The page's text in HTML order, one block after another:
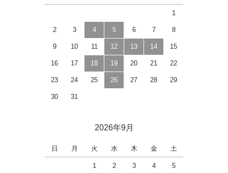
1
2 3 4 5 6 7 8
9 10 11 12 13 14 15
16 17 18 19 20 21 22
23 24 25 26 27 28 29
30 31
2026年9月
日 月 火 水 木 金 土
1 2 3 4 5